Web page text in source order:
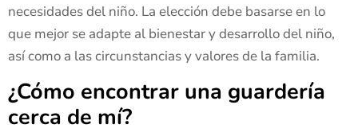
necesidades del niño. La elección debe basarse en lo
que mejor se adapte al bienestar y desarrollo del niño,
así como a las circunstancias y valores de la familia.
¿Cómo encontrar una guardería
cerca de mí?